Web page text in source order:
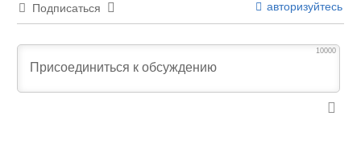
Подписаться авторизуйтесь
10000